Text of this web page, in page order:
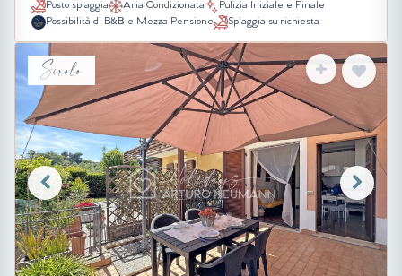
Posto spiaggia
Aria Condizionata
Pulizia Iniziale e Finale
Possibilità di B&B e Mezza Pensione
Spiaggia su richiesta
Sirolo